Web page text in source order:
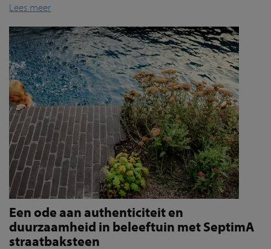
Lees meer
Een ode aan authenticiteit en
duurzaamheid in beleeftuin met SeptimA
straatbaksteen